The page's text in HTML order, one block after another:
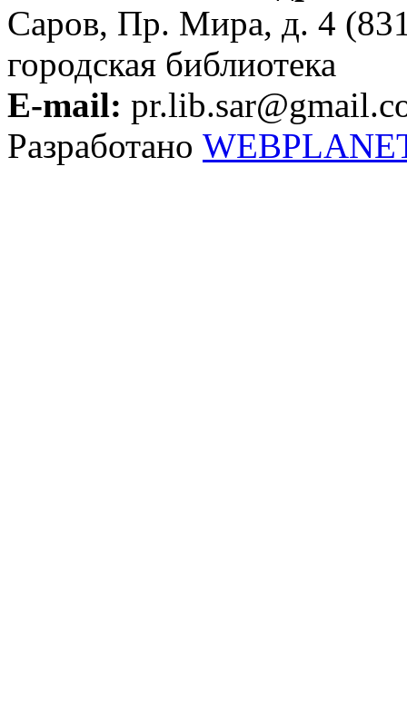
Саров, Пр. Мира, д. 4
городская библиотека
E-mail:
Разработано